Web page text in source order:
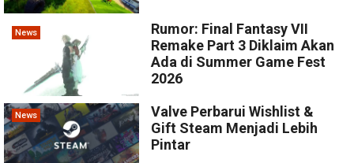
News
Rumor: Final Fantasy VII
Remake Part 3 Diklaim Akan
Ada di Summer Game Fest
2026
News
Valve Perbarui Wishlist &
Gift Steam Menjadi Lebih
Pintar